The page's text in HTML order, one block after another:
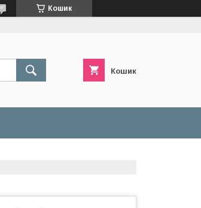
Кошик
Кошик